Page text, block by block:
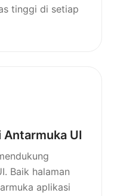
tinggi di setiap
UI
Baik halaman
aplikasi